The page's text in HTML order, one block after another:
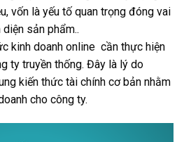
vốn là yếu tố quan trọng đóng vai
sản phẩm..
kinh doanh online cần thực hiện
ty truyền thống. Đây là lý do
kiến thức tài chính cơ bản nhằm
cho công ty.